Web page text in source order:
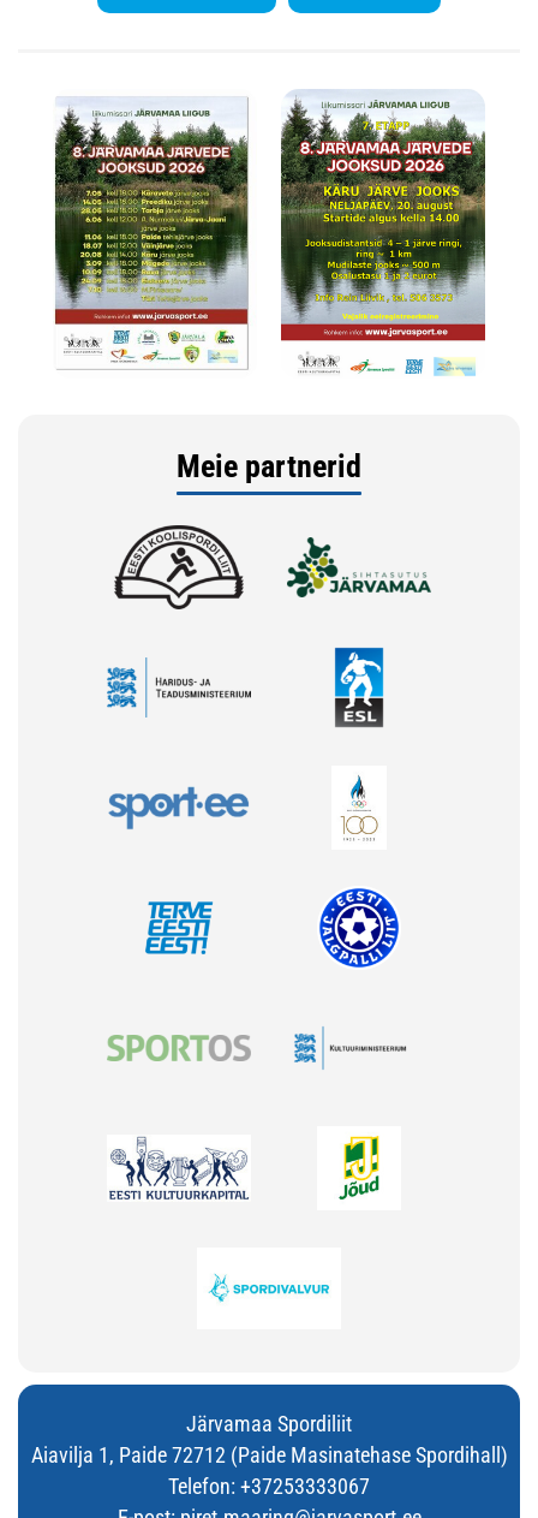
Meie partnerid
Järvamaa Spordiliit
Aiavilja 1, Paide 72712 (Paide Masinatehase Spordihall)
Telefon: +37253333067